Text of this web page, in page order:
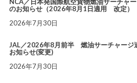
のお知らせ（2026年8月1日適用 改定）
2026年7月30日
JAL／2026年8月前半 燃油サーチャージ
お知らせ(変更)
2026年7月30日